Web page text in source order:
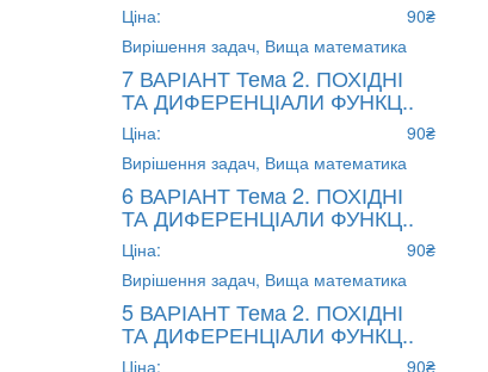
Ціна:
90₴
Вирішення задач, Вища математика
7 ВАРІАНТ Тема 2. ПОХІДНІ
ТА ДИФЕРЕНЦІАЛИ ФУНКЦ..
Ціна:
90₴
Вирішення задач, Вища математика
6 ВАРІАНТ Тема 2. ПОХІДНІ
ТА ДИФЕРЕНЦІАЛИ ФУНКЦ..
Ціна:
90₴
Вирішення задач, Вища математика
5 ВАРІАНТ Тема 2. ПОХІДНІ
ТА ДИФЕРЕНЦІАЛИ ФУНКЦ..
Ціна:
90₴